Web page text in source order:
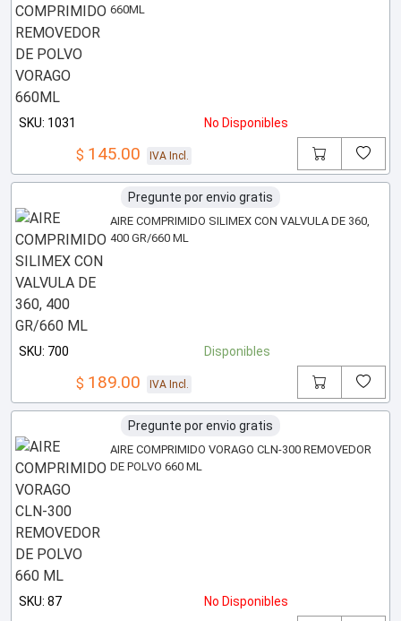
660ML
SKU: 1031 No Disponibles
$ 145.00 IVA Incl.
Pregunte por envio gratis
AIRE COMPRIMIDO SILIMEX CON VALVULA DE 360,
400 GR/660 ML
SKU: 700 Disponibles
$ 189.00 IVA Incl.
Pregunte por envio gratis
AIRE COMPRIMIDO VORAGO CLN-300 REMOVEDOR
DE POLVO 660 ML
SKU: 87 No Disponibles